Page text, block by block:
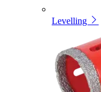
Levelling